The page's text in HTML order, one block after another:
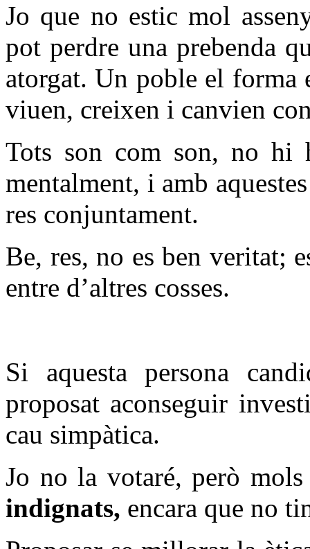
Jo que no estic mol
pot perdre una prebenda
atorgat. Un poble el forma
viuen, creixen i canvien
Tots son com son, no hi
mentalment, i amb
res conjuntament.
Be, res, no es ben veritat;
entre d’altres cosses.
Si aquesta persona
proposat aconseguir
cau simpàtica.
Jo no la votaré, però
indignats, encara que no